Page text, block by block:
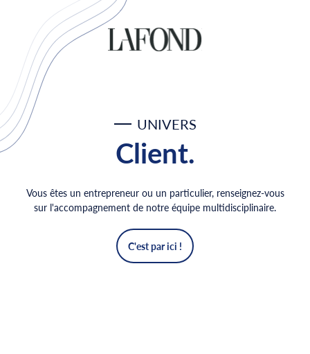
UNIVERS
Client.
Vous êtes un entrepreneur ou un particulier, renseignez-vous
sur l'accompagnement de notre équipe multidisciplinaire.
C'est par ici !